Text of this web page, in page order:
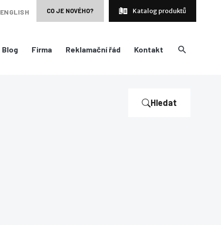
ENGLISH CO JE NOVÉHO? Katalog produktů
Blog Firma Reklamační řád Kontakt
Hledat